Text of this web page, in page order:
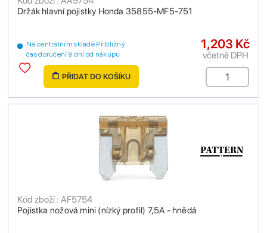
Držák hlavní pojistky Honda 35855-MF5-751
Na centrálním skladě Přibližný
čas doručení 9 dní od nákupu
1,203 Kč
včetně DPH
PŘIDAT DO KOŠÍKU
Pojistka nožová mini (nízký profil) 7,5A - hnědá
Kód zboží : AF5754